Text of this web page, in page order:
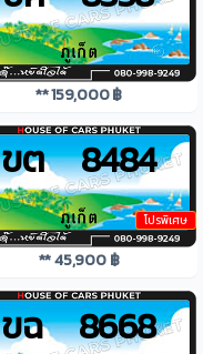
** 159,000 ฿
โปรพิเศษ
ขต 8484
** 45,900 ฿
ขฉ 8668